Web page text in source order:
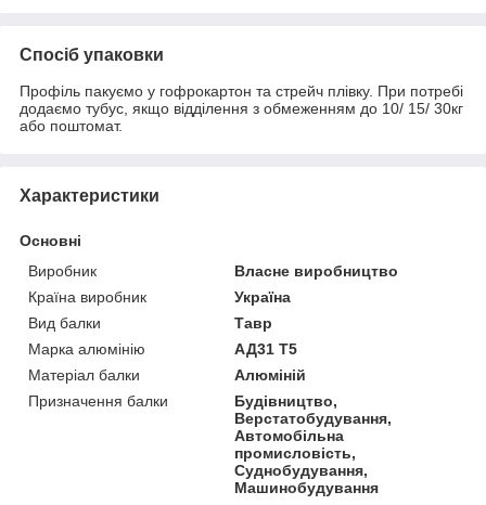
Спосіб упаковки
Профіль пакуємо у гофрокартон та стрейч плівку. При потребі
додаємо тубус, якщо відділення з обмеженням до 10/ 15/ 30кг
або поштомат.
Характеристики
Основні
Виробник
Власне виробництво
Країна виробник
Україна
Вид балки
Тавр
Марка алюмінію
АД31 Т5
Матеріал балки
Алюміній
Призначення балки
Будівництво,
Верстатобудування,
Автомобільна
промисловість,
Суднобудування,
Машинобудування